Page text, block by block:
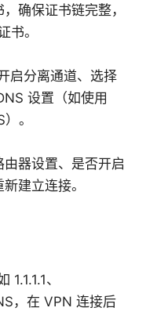
确保证书链完整，
书。
启分离通道、选择
设置（如使用
。
器设置、是否开启
建立连接。
、
，在 VPN 连接后